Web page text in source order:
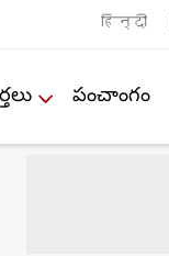
हिन्दी
పంచాంగం